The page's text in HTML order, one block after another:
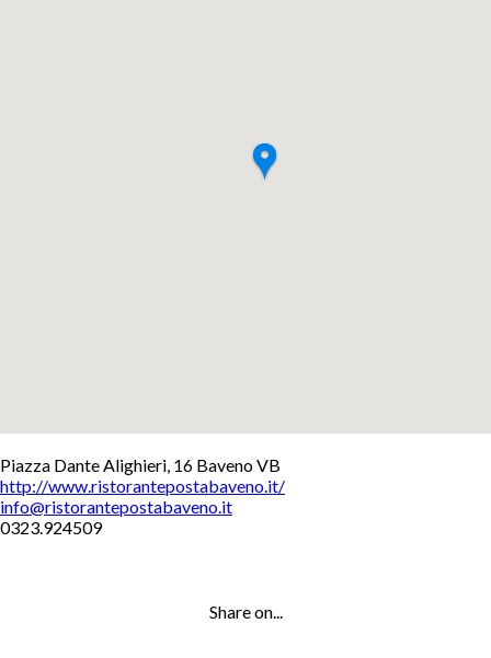
+
−
Piazza Dante Alighieri, 16 Baveno VB
http://www.ristorantepostabaveno.it/
info@ristorantepostabaveno.it
0323.924509
Share on...